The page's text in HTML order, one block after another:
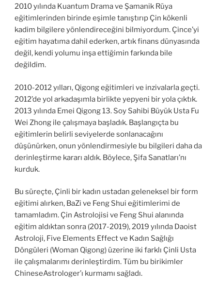
2010 yılında Kuantum Drama ve Şamanik Rüya
eğitimlerinden birinde eşimle tanıştırıp Çin kökenli
kadim bilgilere yönlendireceğini bilmiyordum. Çince’yi
eğitim hayatıma dahil ederken, artık finans dünyasında
değil, kendi yolumu inşa ettiğimin farkında bile
değildim.
2010-2012 yılları, Qigong eğitimleri ve inzivalarla geçti.
2012’de yol arkadaşımla birlikte yepyeni bir yola çıktık.
2013 yılında Emei Qigong 13. Soy Sahibi Büyük Usta Fu
Wei Zhong ile çalışmaya başladık. Başlangıçta bu
eğitimlerin belirli seviyelerde sonlanacağını
düşünürken, onun yönlendirmesiyle bu bilgileri daha da
derinleştirme kararı aldık. Böylece, Şifa Sanatları’nı
kurduk.
Bu süreçte, Çinli bir kadın ustadan geleneksel bir form
eğitimi alırken, BaZi ve Feng Shui eğitimlerimi de
tamamladım. Çin Astrolojisi ve Feng Shui alanında
eğitim aldıktan sonra (2017-2019), 2019 yılında Daoist
Astroloji, Five Elements Effect ve Kadın Sağlığı
Döngüleri (Woman Qigong) üzerine iki farklı Çinli Usta
ile çalışmalarımı derinleştirdim. Tüm bu birikimler
ChineseAstrologer’ı kurmamı sağladı.